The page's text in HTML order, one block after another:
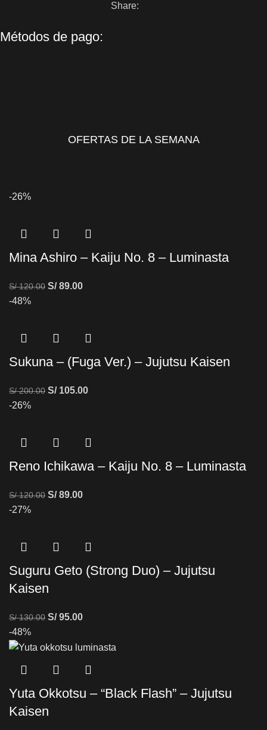
Share:
Métodos de pago:
OFERTAS DE LA SEMANA
-26%
Mina Ashiro – Kaiju No. 8 – Luminasta
S/120.00 S/89.00
-48%
Sukuna – (Fuga Ver.) – Jujutsu Kaisen
S/200.00 S/105.00
-26%
Reno Ichikawa – Kaiju No. 8 – Luminasta
S/120.00 S/89.00
-27%
Suguru Geto (Strong Duo) – Jujutsu
Kaisen
S/130.00 S/95.00
-48%
Yuta Okkotsu – “Black Flash” – Jujutsu
Kaisen